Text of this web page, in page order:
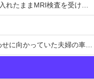
ままMRI検査を受けた結果 →
歳の男がヤバすぎる…こんなのに遭遇したらどうすればいいの？
大事故が発生!?